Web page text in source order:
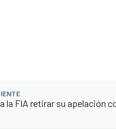
la FIA retirar su apelación